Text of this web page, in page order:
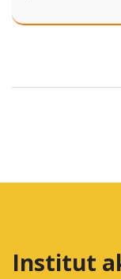
Institut